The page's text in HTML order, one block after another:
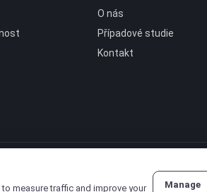
O nás
Případové studie
Kontakt
measure traffic and improve your Manage